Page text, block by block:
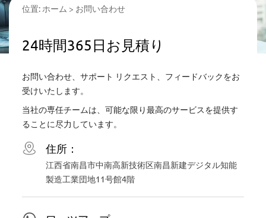
位置: ホーム > お問い合わせ
24時間365日お見積り
お問い合わせ、サポート リクエスト、フィードバックをお
受けいたします。
当社の専任チームは、可能な限り最高のサービスを提供す
ることに尽力しています。
住所：
江西省南昌市中南高新技術区南昌新建デジタル知能
製造工業団地11号館4階